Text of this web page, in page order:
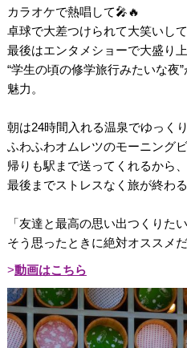
カラオケで熱唱して🎤🔥
卓球で大差つけられて大笑いし
最後はエンタメショーで大盛り上
“学生の頃の修学旅行みたいな夜
魅力。
朝は24時間入れる温泉でゆっく
ふわふわオムレツのモーニング
帰りも駅まで送ってくれるから、
最後までストレスなく旅が終わ
「友達と最高の思い出つくりたい
そう思ったときに絶対オススメ
動画はこちら